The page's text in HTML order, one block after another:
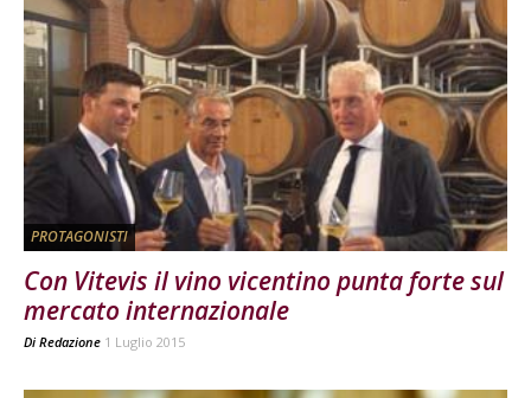
PROTAGONISTI
Con Vitevis il vino vicentino punta forte sul
mercato internazionale
Di Redazione 1 Luglio 2015